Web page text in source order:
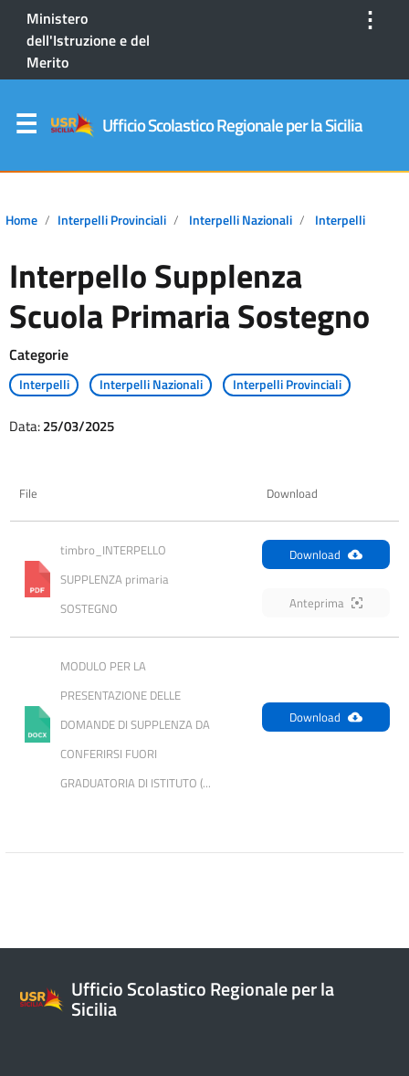
Ministero
dell'Istruzione e del
Merito
⋮
Ufficio Scolastico Regionale per la Sicilia
Home Interpelli Provinciali Interpelli Nazionali Interpelli
Interpello Supplenza
Scuola Primaria Sostegno
Categorie
Interpelli Interpelli Nazionali Interpelli Provinciali
Data:25/03/2025
File Download
timbro_INTERPELLO
SUPPLENZA primaria
SOSTEGNO
Download
Anteprima
MODULO PER LA
PRESENTAZIONE DELLE
DOMANDE DI SUPPLENZA DA
CONFERIRSI FUORI
GRADUATORIA DI ISTITUTO (...
Download
Ufficio Scolastico Regionale per la
Sicilia